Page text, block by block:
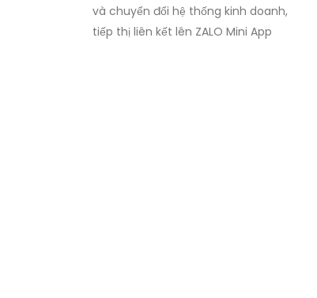
và chuyển đổi hệ thống kinh doanh,
tiếp thị liên kết lên ZALO Mini App